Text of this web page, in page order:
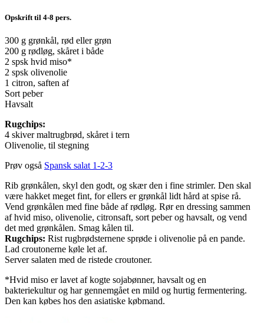
Opskrift til 4-8 pers.
300 g grønkål, rød eller grøn
200 g rødløg, skåret i både
2 spsk hvid miso*
2 spsk olivenolie
1 citron, saften af
Sort peber
Havsalt
Rugchips:
4 skiver maltrugbrød, skåret i tern
Olivenolie, til stegning
Prøv også Spansk salat 1-2-3
Rib grønkålen, skyl den godt, og skær den i fine strimler. Den skal
være hakket meget fint, for ellers er grønkål lidt hård at spise rå.
Vend grønkålen med fine både af rødløg. Rør en dressing sammen
af hvid miso, olivenolie, citronsaft, sort peber og havsalt, og vend
det med grønkålen. Smag kålen til.
Rugchips: Rist rugbrødsternene sprøde i olivenolie på en pande.
Lad croutonerne køle let af.
Server salaten med de ristede croutoner.
*Hvid miso er lavet af kogte sojabønner, havsalt og en
bakteriekultur og har gennemgået en mild og hurtig fermentering.
Den kan købes hos den asiatiske købmand.